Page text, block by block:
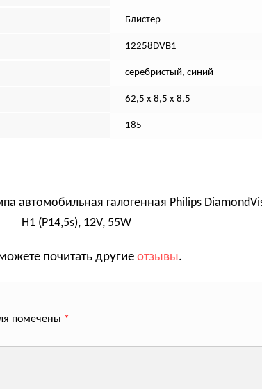
Блистер
12258DVB1
серебристый, синий
62,5 х 8,5 х 8,5
185
автомобильная галогенная Philips
H1 (P14,5s), 12V, 55W
почитать другие отзывы.
помечены *